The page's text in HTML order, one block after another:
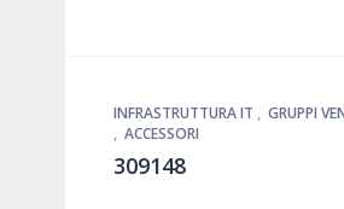
INFRASTRUTTURA IT , GRUPPI
, ACCESSORI
309148